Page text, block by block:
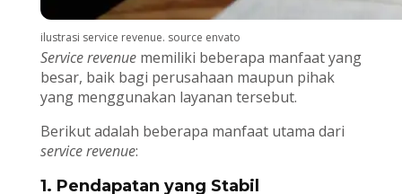
ilustrasi service revenue. source envato
Service revenuememiliki beberapa manfaat yang
besar, baik bagi perusahaan maupun pihak
yang menggunakan layanan tersebut.
Berikut adalah beberapa manfaat utama dari
service revenue:
1. Pendapatan yang Stabil